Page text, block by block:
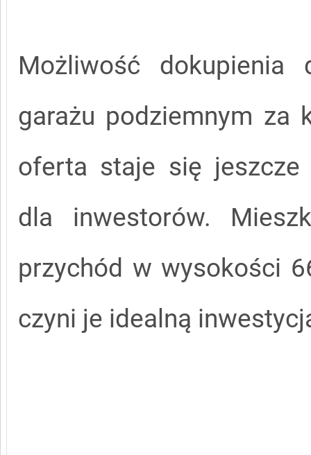
Możliwość
garażu podziemnym za
oferta staje się jeszcze
dla inwestorów.
przychód w wysokości
czyni je idealną